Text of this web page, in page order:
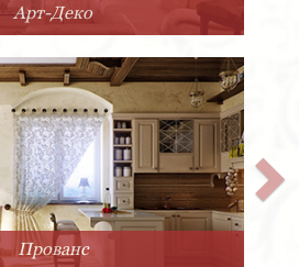
Арт-Деко
Прованс